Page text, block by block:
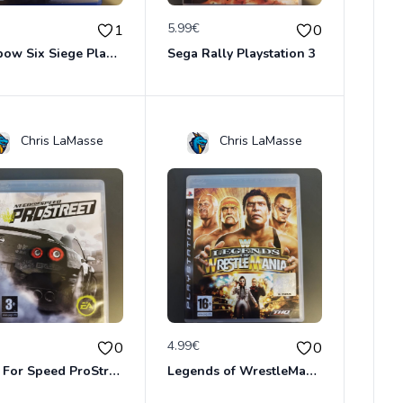
1
Rainbow Six Siege Playstation 4
5.99€ 0
Sega Rally Playstation 3
Chris LaMasse
0
Need For Speed ProStreet Playstation 3
Chris LaMasse
4.99€ 0
Legends of WrestleMania Playstation 3